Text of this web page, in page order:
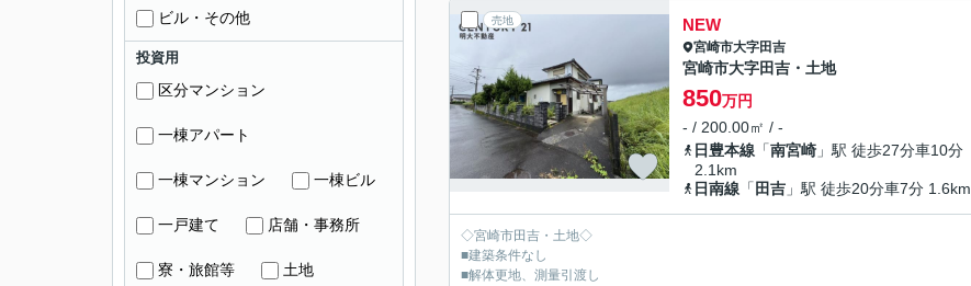
売地 NEW
宮崎市大字田吉
宮崎市大字田吉・土地
850万円
- / 200.00㎡ / -
日豊本線 「南宮崎 」駅 徒歩27分車10分
2.1km
日南線 「 田吉 」駅 徒歩20分車7分 1.6km
◇宮崎市田吉・土地◇
■建築条件なし
■解体更地、測量引渡し
ビル・その他
投資用
区分マンション
一棟アパート
一棟マンション 一棟ビル
一戸建て 店舗・事務所
寮・旅館等 土地